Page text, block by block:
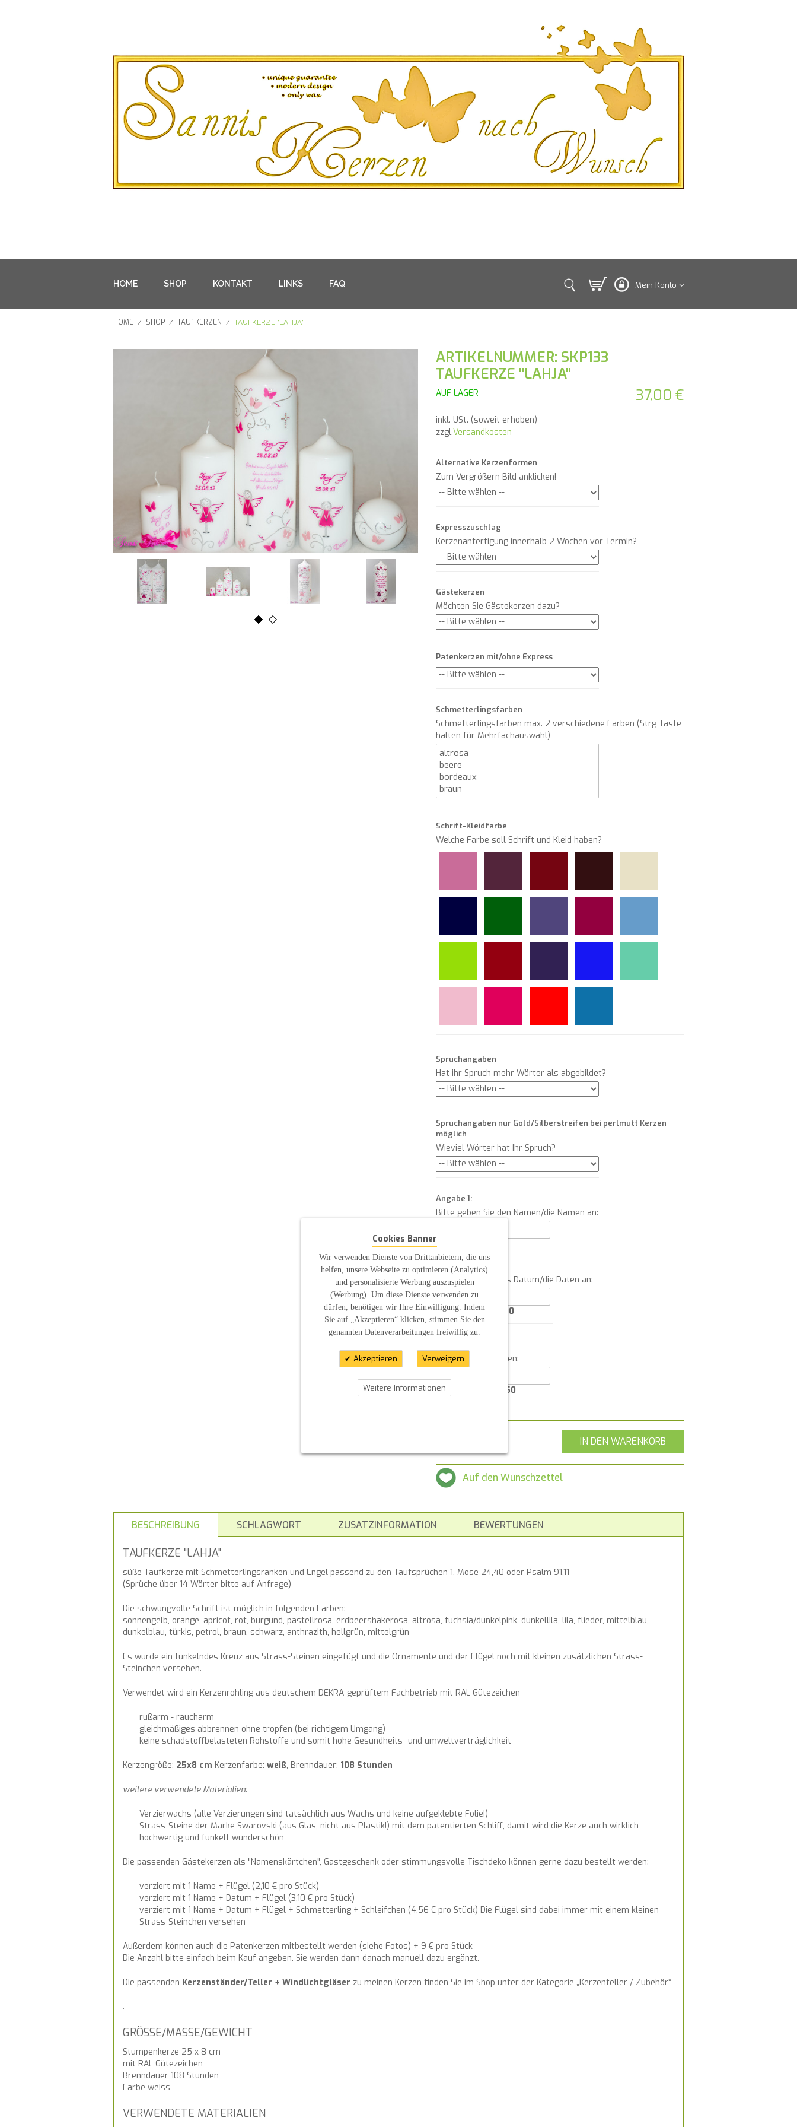
Mein Konto
HOME SHOP KONTAKT LINKS FAQ
HOME / SHOP / TAUFKERZEN / TAUFKERZE "LAHJA"
ARTIKELNUMMER: SKP133
TAUFKERZE "LAHJA"
37,00 €
AUF LAGER
inkl. USt. (soweit erhoben)
zzgl.Versandkosten
Alternative Kerzenformen
Zum Vergrößern Bild anklicken!
Expresszuschlag
Kerzenanfertigung innerhalb 2 Wochen vor Termin?
Gästekerzen
Möchten Sie Gästekerzen dazu?
Patenkerzen mit/ohne Express
Schmetterlingsfarben
Schmetterlingsfarben max. 2 verschiedene Farben (Strg Taste
halten für Mehrfachauswahl)
Schrift-Kleidfarbe
Welche Farbe soll Schrift und Kleid haben?
Spruchangaben
Hat ihr Spruch mehr Wörter als abgebildet?
Spruchangaben nur Gold/Silberstreifen bei perlmutt Kerzen
möglich
Wieviel Wörter hat Ihr Spruch?
Angabe 1:
Bitte geben Sie den Namen/die Namen an:
Angabe 2:
Bitte geben Sie das Datum/die Daten an:
Characters left: 100
Für weitere Angaben:
Characters left: 350
IN DEN WARENKORB
Auf den Wunschzettel
BESCHREIBUNG SCHLAGWORT ZUSATZINFORMATION BEWERTUNGEN
TAUFKERZE "LAHJA"
süße Taufkerze mit Schmetterlingsranken und Engel passend zu den Taufsprüchen 1. Mose 24,40 oder Psalm 91,11
(Sprüche über 14 Wörter bitte auf Anfrage)
Die schwungvolle Schrift ist möglich in folgenden Farben:
sonnengelb, orange, apricot, rot, burgund, pastellrosa, erdbeershakerosa, altrosa, fuchsia/dunkelpink, dunkellila, lila, flieder, mittelblau,
dunkelblau, türkis, petrol, braun, schwarz, anthrazith, hellgrün, mittelgrün
Es wurde ein funkelndes Kreuz aus Strass-Steinen eingefügt und die Ornamente und der Flügel noch mit kleinen zusätzlichen Strass-
Steinchen versehen.
Verwendet wird ein Kerzenrohling aus deutschem DEKRA-geprüftem Fachbetrieb mit RAL Gütezeichen
rußarm - raucharm
gleichmäßiges abbrennen ohne tropfen (bei richtigem Umgang)
keine schadstoffbelasteten Rohstoffe und somit hohe Gesundheits- und umweltverträglichkeit
Kerzengröße: 25x8 cm Kerzenfarbe: weiß, Brenndauer: 108 Stunden
weitere verwendete Materialien:
Verzierwachs (alle Verzierungen sind tatsächlich aus Wachs und keine aufgeklebte Folie!)
Strass-Steine der Marke Swarovski (aus Glas, nicht aus Plastik!) mit dem patentierten Schliff, damit wird die Kerze auch wirklich
hochwertig und funkelt wunderschön
Die passenden Gästekerzen als "Namenskärtchen", Gastgeschenk oder stimmungsvolle Tischdeko können gerne dazu bestellt werden:
verziert mit 1 Name + Flügel (2,10 € pro Stück)
verziert mit 1 Name + Datum + Flügel (3,10 € pro Stück)
verziert mit 1 Name + Datum + Flügel + Schmetterling + Schleifchen (4,56 € pro Stück) Die Flügel sind dabei immer mit einem kleinen
Strass-Steinchen versehen
Außerdem können auch die Patenkerzen mitbestellt werden (siehe Fotos) + 9 € pro Stück
Die Anzahl bitte einfach beim Kauf angeben. Sie werden dann danach manuell dazu ergänzt.
Die passenden Kerzenständer/Teller + Windlichtgläser zu meinen Kerzen finden Sie im Shop unter der Kategorie „Kerzenteller / Zubehör“
.
GRÖSSE/MASSE/GEWICHT
Stumpenkerze 25 x 8 cm
mit RAL Gütezeichen
Brenndauer 108 Stunden
Farbe weiss
VERWENDETE MATERIALIEN
Cookies Banner
Wir verwenden Dienste von Drittanbietern, die uns
helfen, unsere Webseite zu optimieren (Analytics)
und personalisierte Werbung auszuspielen
(Werbung). Um diese Dienste verwenden zu
dürfen, benötigen wir Ihre Einwilligung. Indem
Sie auf „Akzeptieren“ klicken, stimmen Sie den
genannten Datenverarbeitungen freiwillig zu.
Akzeptieren Verweigern
Weitere Informationen